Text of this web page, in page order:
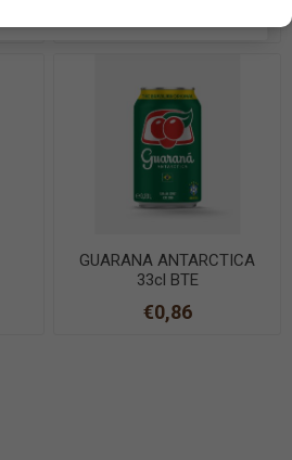
GUARANA ANTARCTICA
33cl BTE
€0,86